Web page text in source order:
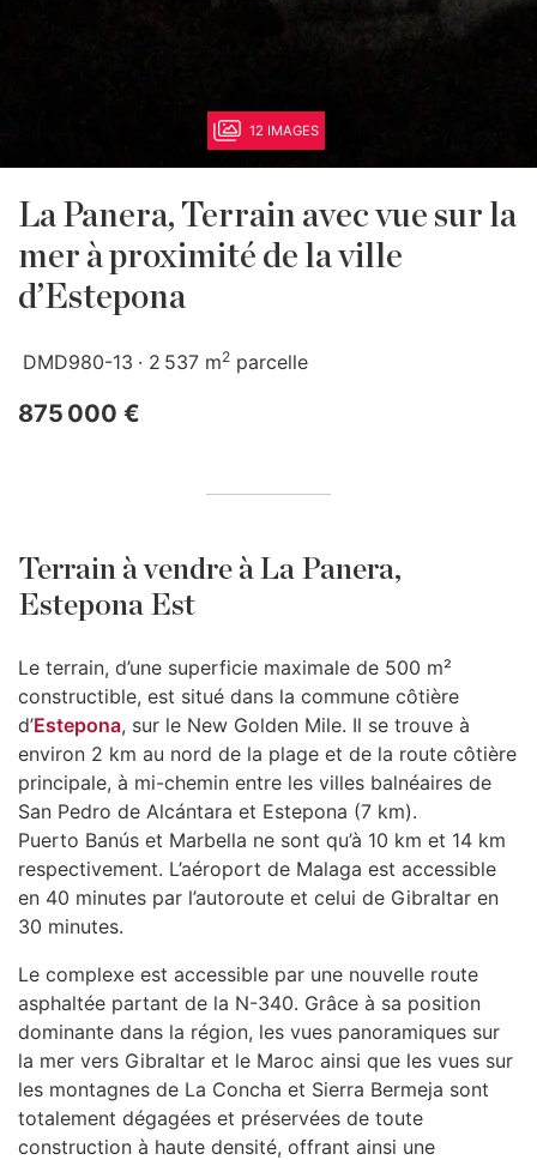
12 IMAGES
La Panera, Terrain avec vue sur la
mer à proximité de la ville
d’Estepona
DMD980-13 2 537 m2 parcelle
875 000 €
Terrain à vendre à La Panera,
Estepona Est
Le terrain, d’une superficie maximale de 500 m²
constructible, est situé dans la commune côtière
d’Estepona, sur le New Golden Mile. Il se trouve à
environ 2 km au nord de la plage et de la route côtière
principale, à mi-chemin entre les villes balnéaires de
San Pedro de Alcántara et Estepona (7 km).
Puerto Banús et Marbella ne sont qu’à 10 km et 14 km
respectivement. L’aéroport de Malaga est accessible
en 40 minutes par l’autoroute et celui de Gibraltar en
30 minutes.
Le complexe est accessible par une nouvelle route
asphaltée partant de la N-340. Grâce à sa position
dominante dans la région, les vues panoramiques sur
la mer vers Gibraltar et le Maroc ainsi que les vues sur
les montagnes de La Concha et Sierra Bermeja sont
totalement dégagées et préservées de toute
construction à haute densité, offrant ainsi une